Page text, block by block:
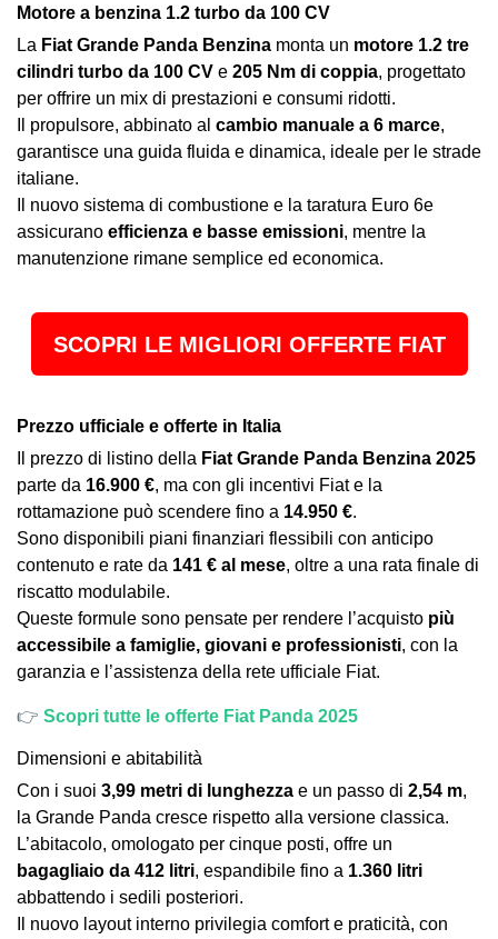
Motore a benzina 1.2 turbo da 100 CV
La Fiat Grande Panda Benzina monta un motore 1.2 tre
cilindri turbo da 100 CV e 205 Nm di coppia, progettato
per offrire un mix di prestazioni e consumi ridotti.
Il propulsore, abbinato al cambio manuale a 6 marce,
garantisce una guida fluida e dinamica, ideale per le strade
italiane.
Il nuovo sistema di combustione e la taratura Euro 6e
assicurano efficienza e basse emissioni, mentre la
manutenzione rimane semplice ed economica.
SCOPRI LE MIGLIORI OFFERTE FIAT
Prezzo ufficiale e offerte in Italia
Il prezzo di listino della Fiat Grande Panda Benzina 2025
parte da 16.900 €, ma con gli incentivi Fiat e la
rottamazione può scendere fino a 14.950 €.
Sono disponibili piani finanziari flessibili con anticipo
contenuto e rate da 141 € al mese, oltre a una rata finale di
riscatto modulabile.
Queste formule sono pensate per rendere l’acquisto più
accessibile a famiglie, giovani e professionisti, con la
garanzia e l’assistenza della rete ufficiale Fiat.
👉 Scopri tutte le offerte Fiat Panda 2025
Dimensioni e abitabilità
Con i suoi 3,99 metri di lunghezza e un passo di 2,54 m,
la Grande Panda cresce rispetto alla versione classica.
L’abitacolo, omologato per cinque posti, offre un
bagagliaio da 412 litri, espandibile fino a 1.360 litri
abbattendo i sedili posteriori.
Il nuovo layout interno privilegia comfort e praticità, con